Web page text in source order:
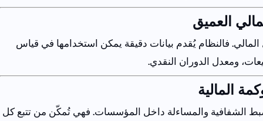
العميق
المالي. فالنظام يُقدم بيانات دقيقة يمكن استخدامها في قياس
، ومعدل الدوران النقدي.
المالية
الشفافية والمساءلة داخل المؤسسات. فهي تُمكّن من تتبع كل